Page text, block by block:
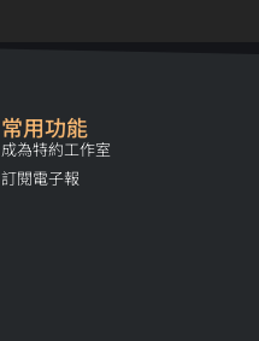
常用功能
成為特約工作室
訂閱電子報